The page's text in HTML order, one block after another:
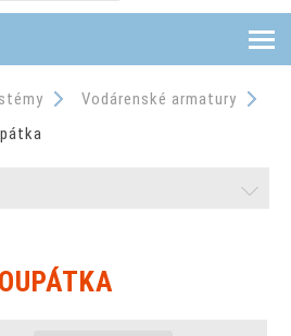
Vodárenské armatury